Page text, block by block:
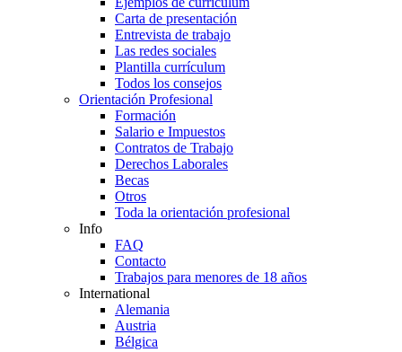
Carta de presentación
Entrevista de trabajo
Las redes sociales
Plantilla currículum
Todos los consejos
Orientación Profesional
Formación
Salario e Impuestos
Contratos de Trabajo
Derechos Laborales
Becas
Otros
Toda la orientación profesional
Info
FAQ
Contacto
Trabajos para menores de 18 años
International
Alemania
Austria
Bélgica